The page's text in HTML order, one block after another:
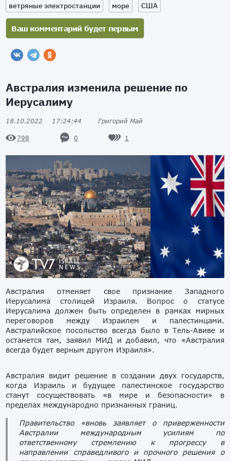
ветряные электростанции
море США
Австралия изменила решение по
Иерусалиму
18.10.2022 17:24:44 Григорий Май
798 0 1
Австралия отменяет свое признание Западного
Иерусалима столицей Израиля. Вопрос о статусе
Иерусалима должен быть определен в рамках мирных
переговоров между Израилем и палестинцами.
Австралийское посольство всегда было в Тель-Авиве и
останется там, заявил МИД и добавил, что «Австралия
всегда будет верным другом Израиля».
Австралия видит решение в создании двух государств,
когда Израиль и будущее палестинское государство
станут сосуществовать «в мире и безопасности» в
пределах международно признанных границ.
Правительство «вновь заявляет о приверженности
Австралии международным усилиям по
ответственному стремлению к прогрессу в
направлении справедливого и прочного решения о